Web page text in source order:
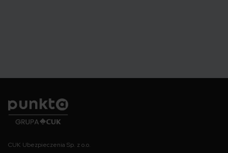
CUK Ubezpieczenia Sp. z o.o.